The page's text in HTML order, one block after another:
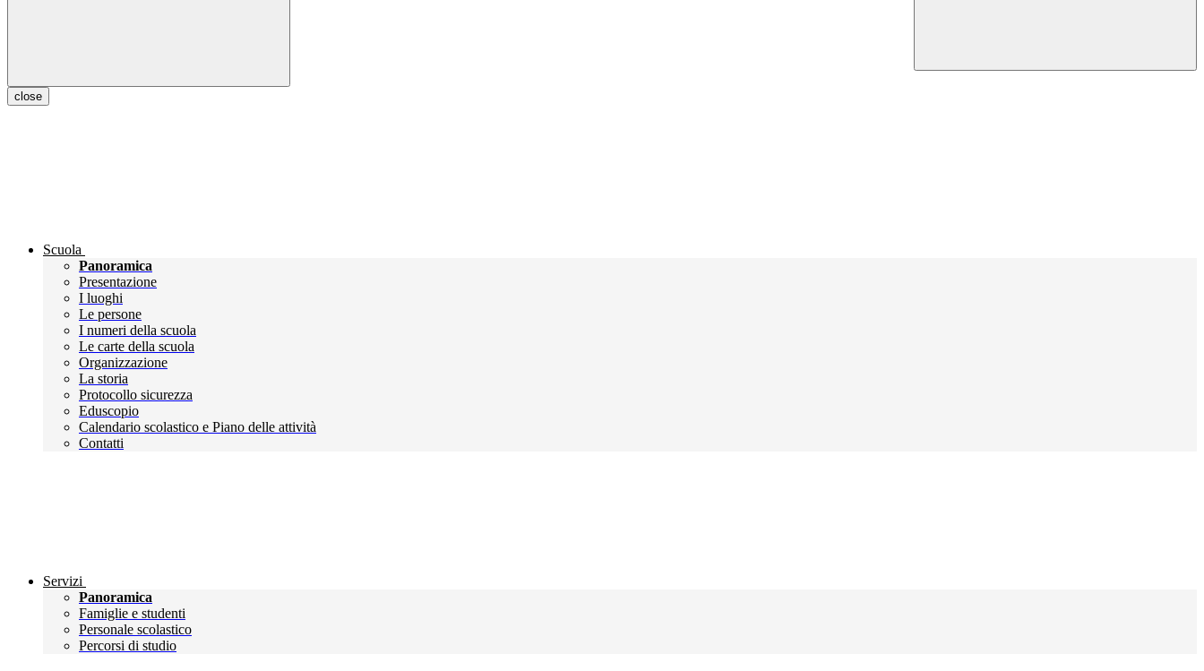
close
Scuola
Panoramica
Presentazione
I luoghi
Le persone
I numeri della scuola
Le carte della scuola
Organizzazione
La storia
Protocollo sicurezza
Eduscopio
Calendario scolastico e Piano delle attività
Contatti
Servizi
Panoramica
Famiglie e studenti
Personale scolastico
Percorsi di studio